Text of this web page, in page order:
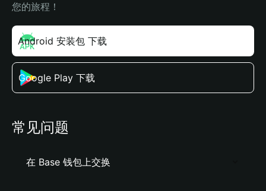
您的旅程！
Android 安装包 下载
Google Play 下载
常见问题
在 Base 钱包上交换